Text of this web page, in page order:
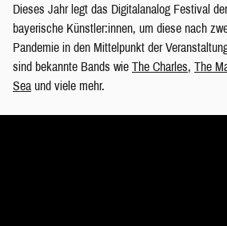
Dieses Jahr legt das Digitalanalog Festival
bayerische Künstler:innen, um diese nach
Pandemie in den Mittelpunkt der
sind bekannte Bands wie The Charles, The
Sea und viele mehr.